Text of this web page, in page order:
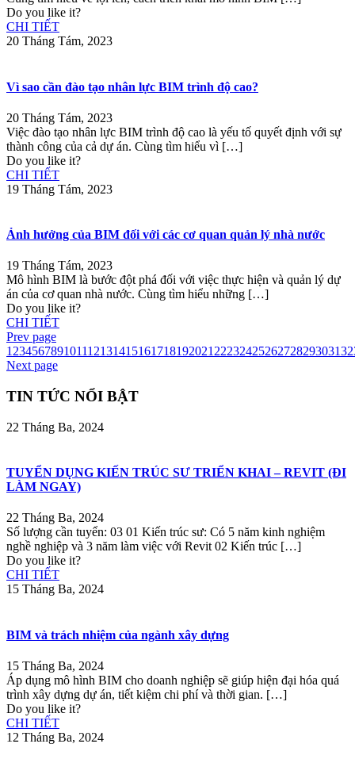
Do you like it?
CHI TIẾT
20 Tháng Tám, 2023
Vì sao cần đào tạo nhân lực BIM trình độ cao?
20 Tháng Tám, 2023
Việc đào tạo nhân lực BIM trình độ cao là yếu tố quyết định với sự
thành công của cả dự án. Cùng tìm hiểu vì […]
Do you like it?
CHI TIẾT
19 Tháng Tám, 2023
Ảnh hưởng của BIM đối với các cơ quan quản lý nhà nước
19 Tháng Tám, 2023
Mô hình BIM là bước đột phá đối với việc thực hiện và quản lý dự
án của cơ quan nhà nước. Cùng tìm hiểu những […]
Do you like it?
CHI TIẾT
Prev page
1 23456789101112131415161718192021 2223242526272829303132
Next page
TIN TỨC NỔI BẬT
22 Tháng Ba, 2024
TUYỂN DỤNG KIẾN TRÚC SƯ TRIỂN KHAI – REVIT (ĐI
LÀM NGAY)
22 Tháng Ba, 2024
Số lượng cần tuyển: 03 01 Kiến trúc sư: Có 5 năm kinh nghiệm
nghề nghiệp và 3 năm làm việc với Revit 02 Kiến trúc […]
Do you like it?
CHI TIẾT
15 Tháng Ba, 2024
BIM và trách nhiệm của ngành xây dựng
15 Tháng Ba, 2024
Áp dụng mô hình BIM cho doanh nghiệp sẽ giúp hiện đại hóa quá
trình xây dựng dự án, tiết kiệm chi phí và thời gian. […]
Do you like it?
CHI TIẾT
12 Tháng Ba, 2024